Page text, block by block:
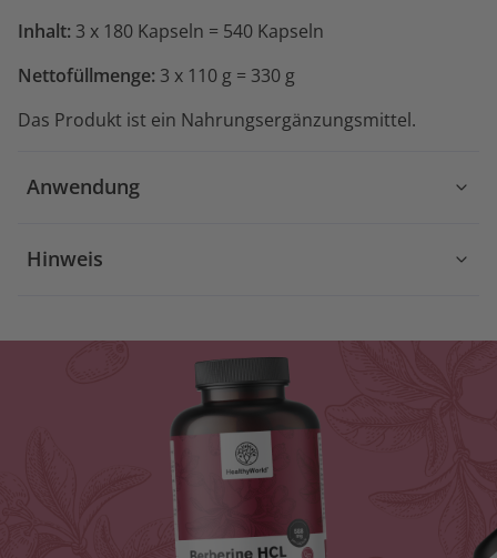
Inhalt: 3 x 180 Kapseln = 540 Kapseln
Nettofüllmenge: 3 x 110 g = 330 g
Das Produkt ist ein Nahrungsergänzungsmittel.
Anwendung
Hinweis